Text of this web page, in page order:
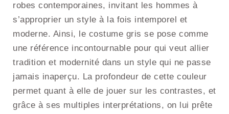
robes contemporaines, invitant les hommes à
s’approprier un style à la fois intemporel et
moderne. Ainsi, le costume gris se pose comme
une référence incontournable pour qui veut allier
tradition et modernité dans un style qui ne passe
jamais inaperçu. La profondeur de cette couleur
permet quant à elle de jouer sur les contrastes, et
grâce à ses multiples interprétations, on lui prête